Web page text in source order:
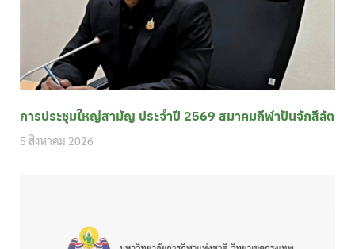
การประชุมใหญ่สามัญ ประจำปี 2569 สมาคมกีฬาปันจักสีลัต
5 สิงหาคม 2026